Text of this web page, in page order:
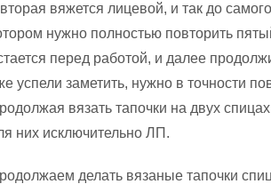
вяжется лицевой, и так до
нужно полностью повторить
перед работой, и далее
успели заметить, нужно в точности
вязать тапочки на двух
них исключительно ЛП.
делать вязаные тапочки